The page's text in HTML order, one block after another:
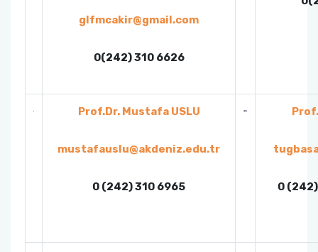
glfmcakir@gmail.com
0(242) 310 6626
Prof.Dr. Mustafa USLU
mustafauslu@akdeniz.edu.tr
0 (242) 310 6965 0
Organizasyon Şeması
Fotoğraf Galerisi
Eğitim Raporları
Öğrenci Bilgi Sistemi (OBS)
Değişim Programları
Barınma, Burs ve Çalışma Olanakları (SKS)